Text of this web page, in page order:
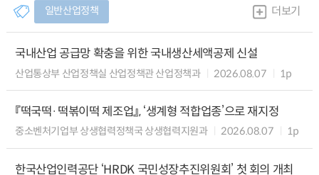
일반산업정책 더보기
국내산업 공급망 확충을 위한 국내생산세액공제 신설
산업통상부 산업정책실 산업정책관 산업정책과 2026.08.07 1p
『떡국떡·떡볶이떡 제조업』, ‘생계형 적합업종’으로 재지정
중소벤처기업부 상생협력정책국 상생협력지원과 2026.08.07 1p
한국산업인력공단 ‘HRDK 국민성장추진위원회’ 첫 회의 개최